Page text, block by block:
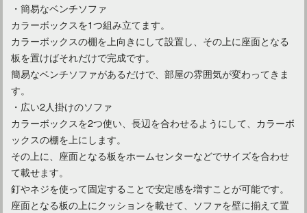
・簡易なベンチソファ
カラーボックスを1つ組み立てます。
カラーボックスの棚を上向きにして設置し、その上に座面となる
板を置けばそれだけで完成です。
簡易なベンチソファがあるだけで、部屋の雰囲気が変わってきま
す。
・広い2人掛けのソファ
カラーボックスを2つ使い、長辺を合わせるようにして、カラーボ
ックスの棚を上にします。
その上に、座面となる板をホームセンターなどでサイズを合わせ
て載せます。
釘やネジを使って固定することで安定感を増すことが可能です。
座面となる板の上にクッションを載せて、ソファを壁に揃えて置